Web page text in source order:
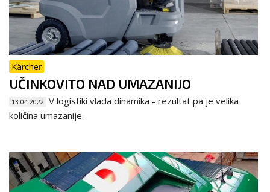
Kärcher
UČINKOVITO NAD UMAZANIJO
13.04.2022 V logistiki vlada dinamika - rezultat pa je velika
količina umazanije.